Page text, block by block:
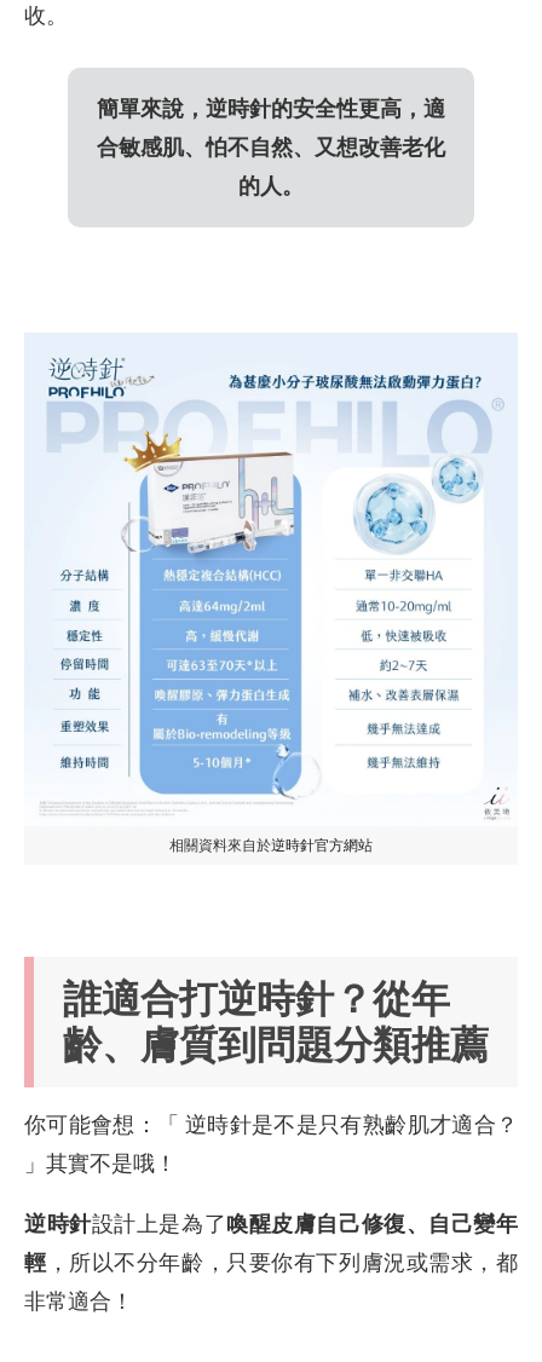
收。
簡單來說，逆時針的安全性更高，適
合敏感肌、怕不自然、又想改善老化
的人。
相關資料來自於逆時針官方網站
誰適合打逆時針？從年
齡、膚質到問題分類推薦
你可能會想：「 逆時針是不是只有熟齡肌才適合？
」其實不是哦！
逆時針設計上是為了喚醒皮膚自己修復、自己變年
輕 ，所以不分年齡，只要你有下列膚況或需求，都
非常適合！